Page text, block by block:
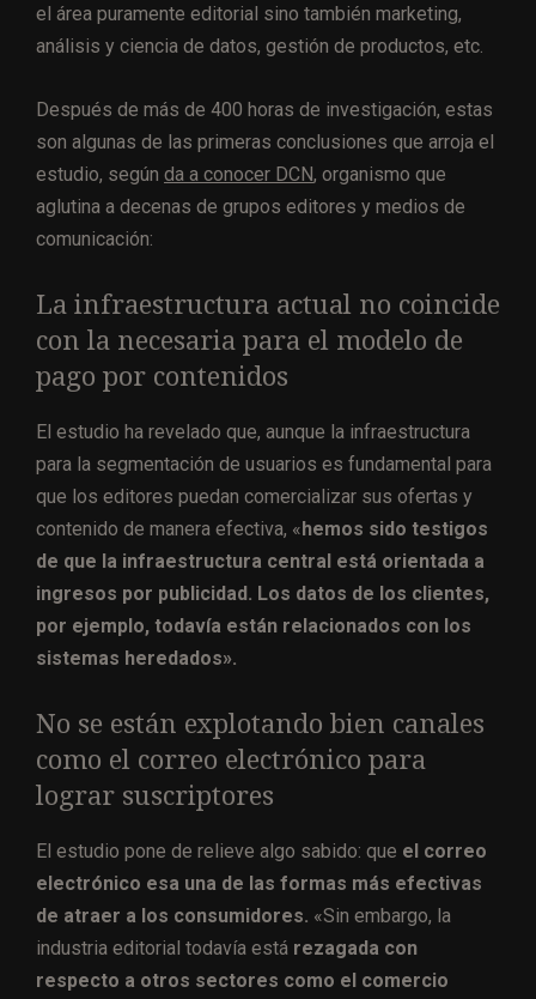
el área puramente editorial sino también marketing,
análisis y ciencia de datos, gestión de productos, etc.
Después de más de 400 horas de investigación, estas
son algunas de las primeras conclusiones que arroja el
estudio, según da a conocer DCN, organismo que
aglutina a decenas de grupos editores y medios de
comunicación:
La infraestructura actual no coincide
con la necesaria para el modelo de
pago por contenidos
El estudio ha revelado que, aunque la infraestructura
para la segmentación de usuarios es fundamental para
que los editores puedan comercializar sus ofertas y
contenido de manera efectiva, «hemos sido testigos
de que la infraestructura central está orientada a
ingresos por publicidad. Los datos de los clientes,
por ejemplo, todavía están relacionados con los
sistemas heredados».
No se están explotando bien canales
como el correo electrónico para
lograr suscriptores
El estudio pone de relieve algo sabido: que el correo
electrónico esa una de las formas más efectivas
de atraer a los consumidores. «Sin embargo, la
industria editorial todavía está rezagada con
respecto a otros sectores como el comercio